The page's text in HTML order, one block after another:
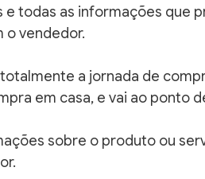
todas as informações que
o vendedor.
a jornada de
em casa, e vai ao ponto
sobre o produto ou